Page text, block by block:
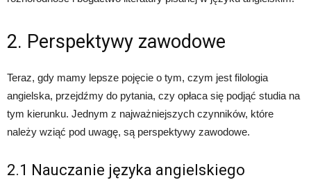
2. Perspektywy zawodowe
Teraz, gdy mamy lepsze pojęcie o tym, czym jest filologia
angielska, przejdźmy do pytania, czy opłaca się podjąć studia na
tym kierunku. Jednym z najważniejszych czynników, które
należy wziąć pod uwagę, są perspektywy zawodowe.
2.1 Nauczanie języka angielskiego